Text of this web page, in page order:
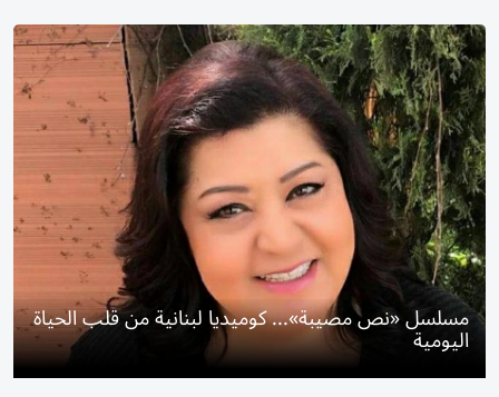
مسلسل «نص مصيبة»... كوميديا لبنانية من قلب الحياة
اليومية